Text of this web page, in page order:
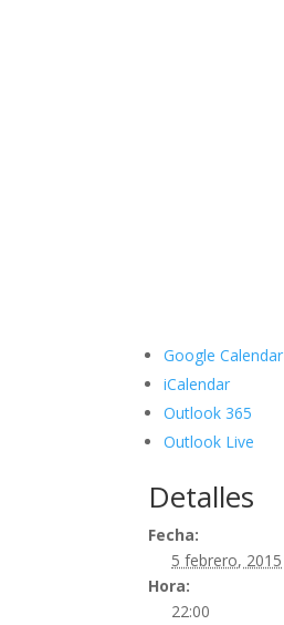
Google Calendar
iCalendar
Outlook 365
Outlook Live
Detalles
Fecha:
5 febrero, 2015
Hora:
22:00